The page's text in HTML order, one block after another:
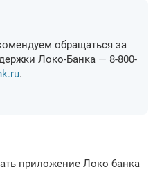
обращаться за
Локо-Банка — 8-800-
.
приложение Локо банка